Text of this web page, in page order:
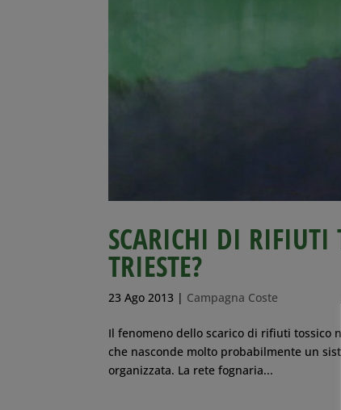
SCARICHI DI RIFIUTI
TRIESTE?
23 Ago 2013 | Campagna Coste
Il fenomeno dello scarico di rifiuti tossico
che nasconde molto probabilmente un
organizzata. La rete fognaria...